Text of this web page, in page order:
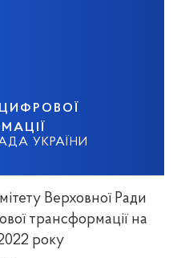
УКРАЇНИ
Верховної Ради
трансформації на
року